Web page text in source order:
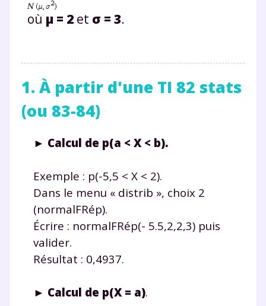
où μ = 2 et σ = 3.
1. À partir d'une TI 82 stats
(ou 83-84)
► Calcul de p(a < X < b).
Exemple : p(-5,5 < X < 2).
Dans le menu « distrib », choix 2
(normalFRép).
Écrire : normalFRép(- 5.5,2,2,3) puis
valider.
Résultat : 0,4937.
► Calcul de p(X = a).